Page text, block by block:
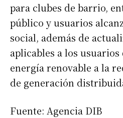
para clubes de barrio,
público y usuarios
social, además de
aplicables a los
energía renovable a la
de generación
Fuente: Agencia DIB